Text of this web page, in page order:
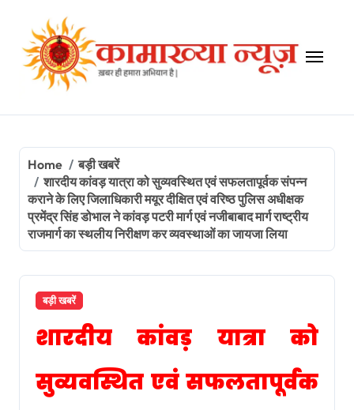
content
Home
बड़ी खबरें
शारदीय कांवड़ यात्रा को सुव्यवस्थित एवं सफलतापूर्वक संपन्न
कराने के लिए जिलाधिकारी मयूर दीक्षित एवं वरिष्ठ पुलिस अधीक्षक
प्रमेंद्र सिंह डोभाल ने कांवड़ पटरी मार्ग एवं नजीबाबाद मार्ग राष्ट्रीय
राजमार्ग का स्थलीय निरीक्षण कर व्यवस्थाओं का जायजा लिया
बड़ी खबरें
शारदीय कांवड़ यात्रा को
सुव्यवस्थित एवं सफलतापूर्वक